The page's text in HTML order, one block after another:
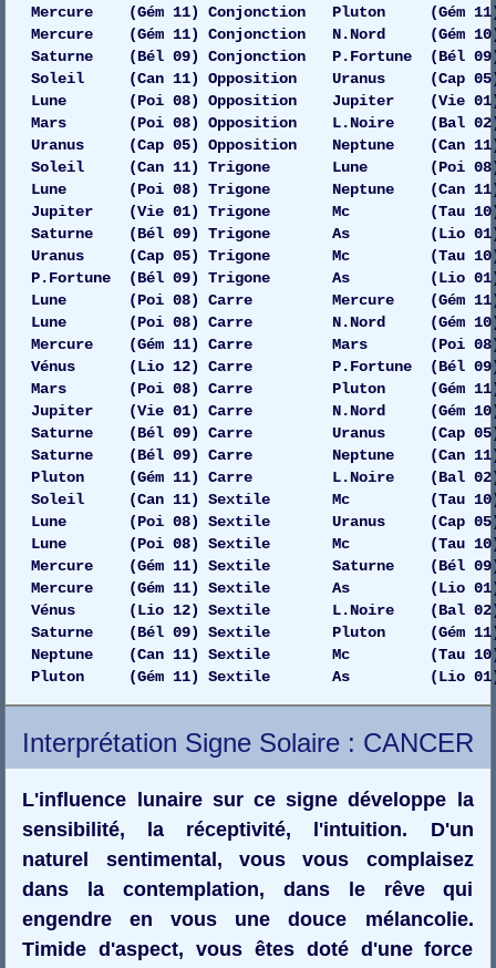
Mercure (Gém 11) Conjonction Pluton (Gém 11)
Mercure (Gém 11) Conjonction N.Nord (Gém
Saturne (Bél 09) Conjonction P.Fortune (Bél 09)
Soleil (Can 11) Opposition Uranus (Cap 05)
Lune (Poi 08) Opposition Jupiter (Vie
Mars (Poi 08) Opposition L.Noire (Bal
Uranus (Cap 05) Opposition Neptune (Can 11)
Soleil (Can 11) Trigone Lune (Poi 08)
Lune (Poi 08) Trigone Neptune (Can 11)
Jupiter (Vie 01) Trigone Mc (Tau 10)
Saturne (Bél 09) Trigone As (Lio 01)
Uranus (Cap 05) Trigone Mc (Tau 10)
P.Fortune (Bél 09) Trigone As (Lio 01)
Lune (Poi 08) Carre Mercure (Gém 11)
Lune (Poi 08) Carre N.Nord (Gém 10)
Mercure (Gém 11) Carre Mars (Poi
Vénus (Lio 12) Carre P.Fortune (Bél
Mars (Poi 08) Carre Pluton (Gém 11)
Jupiter (Vie 01) Carre N.Nord (Gém 10)
Saturne (Bél 09) Carre Uranus (Cap
Saturne (Bél 09) Carre Neptune (Can 11)
Pluton (Gém 11) Carre L.Noire (Bal 02)
Soleil (Can 11) Sextile Mc (Tau 10)
Lune (Poi 08) Sextile Uranus (Cap 05)
Lune (Poi 08) Sextile Mc (Tau 10)
Mercure (Gém 11) Sextile Saturne (Bél
Mercure (Gém 11) Sextile As (Lio 01)
Vénus (Lio 12) Sextile L.Noire (Bal 02)
Saturne (Bél 09) Sextile Pluton (Gém 11)
Neptune (Can 11) Sextile Mc (Tau
Pluton (Gém 11) Sextile As (Lio 01)
Interprétation Signe Solaire : CANCER
L'influence lunaire sur ce signe développe la
sensibilité, la réceptivité, l'intuition. D'un
naturel sentimental, vous vous complaisez
dans la contemplation, dans le rêve qui
engendre en vous une douce mélancolie.
Timide d'aspect, vous êtes doté d'une force